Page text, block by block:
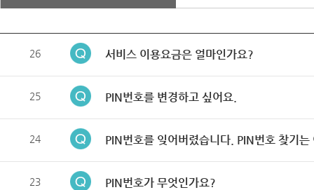
26 서비스 이용요금은 얼마인가요?
25 PIN번호를 변경하고 싶어요.
24 PIN번호를 잊어버렸습니다. PIN번호 찾기는
23 PIN번호가 무엇인가요?